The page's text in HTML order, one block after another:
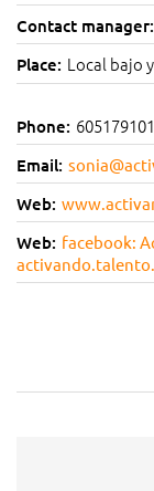
Contact manager:
Place: Local bajo
Phone: 605179101
Email:
Web:
Web: facebook: